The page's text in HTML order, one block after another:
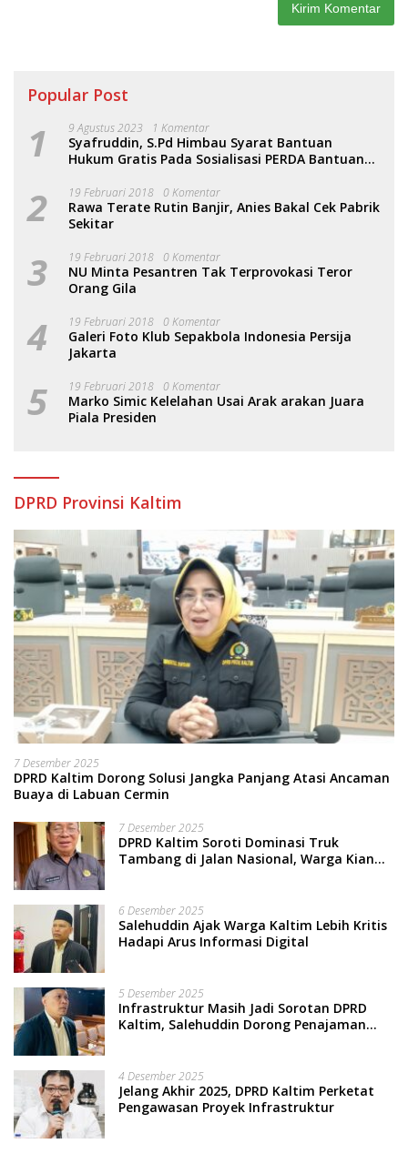
Popular Post
1 9 Agustus 2023 1 Komentar
Syafruddin, S.Pd Himbau Syarat Bantuan
Hukum Gratis Pada Sosialisasi PERDA Bantuan
2 19 Februari 2018 0 Komentar
Rawa Terate Rutin Banjir, Anies Bakal Cek Pabrik
Sekitar
3 19 Februari 2018 0 Komentar
NU Minta Pesantren Tak Terprovokasi Teror
Orang Gila
4 19 Februari 2018 0 Komentar
Galeri Foto Klub Sepakbola Indonesia Persija
Jakarta
5 19 Februari 2018 0 Komentar
Marko Simic Kelelahan Usai Arak arakan Juara
Piala Presiden
DPRD Provinsi Kaltim
7 Desember 2025
DPRD Kaltim Dorong Solusi Jangka Panjang Atasi Ancaman
Buaya di Labuan Cermin
7 Desember 2025
DPRD Kaltim Soroti Dominasi Truk
Tambang di Jalan Nasional, Warga Kian
6 Desember 2025
Salehuddin Ajak Warga Kaltim Lebih Kritis
Hadapi Arus Informasi Digital
5 Desember 2025
Infrastruktur Masih Jadi Sorotan DPRD
Kaltim, Salehuddin Dorong Penajaman
4 Desember 2025
Jelang Akhir 2025, DPRD Kaltim Perketat
Pengawasan Proyek Infrastruktur